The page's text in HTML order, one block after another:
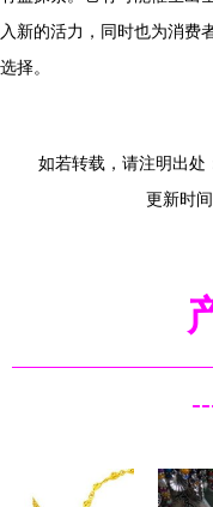
入新的活力，同时也为消费
选择。
如若转载，请注明出
更新时